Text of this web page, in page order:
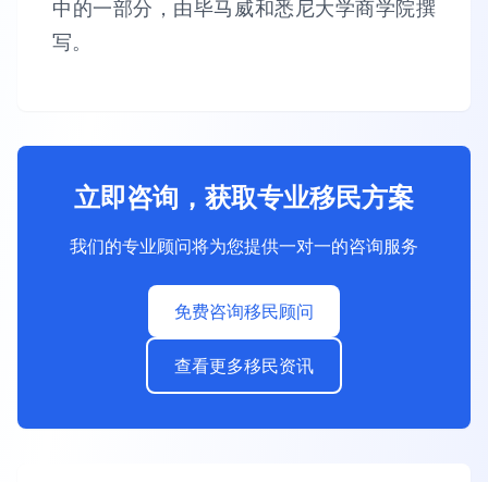
中的一部分，由毕马威和悉尼大学商学院撰
写。
立即咨询，获取专业移民方案
我们的专业顾问将为您提供一对一的咨询服务
免费咨询移民顾问
查看更多移民资讯